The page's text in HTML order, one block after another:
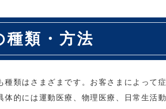
種類・方法
種類はさまざまです。お客さまによって
体的には運動医療、物理医療、日常生活